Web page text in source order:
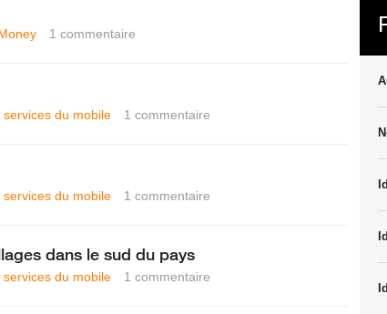
1 commentaire
services du mobile 1 commentaire
services du mobile 1 commentaire
dans le sud du pays
services du mobile 1 commentaire